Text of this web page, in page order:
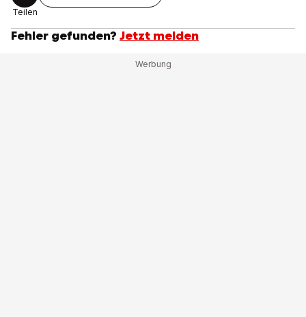
Teilen
Fehler gefunden? Jetzt melden